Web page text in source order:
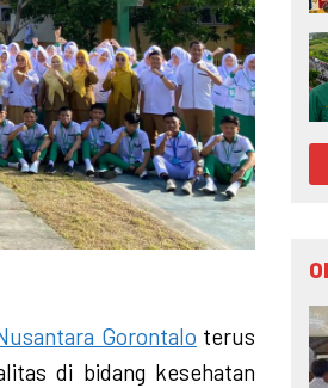
Gorontalo terus
di bidang kesehatan